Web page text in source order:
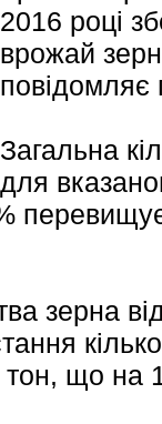
2016 році
врожай
повідомляє
Загальна
для
зерна
що на